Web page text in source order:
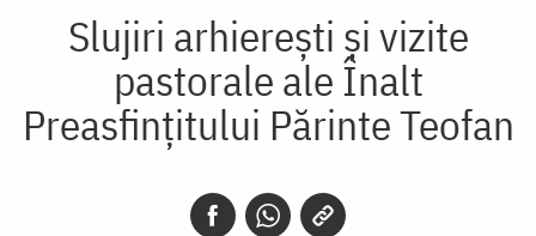
Slujiri arhierești și vizite
pastorale ale Înalt
Preasfințitului Părinte Teofan